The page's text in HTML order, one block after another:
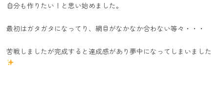
自分も作りたい！と思い始めました。
最初はガタガタになってり、網目がなかなか合わない等々・・・
苦戦しましたが完成すると達成感があり夢中になってしまいました